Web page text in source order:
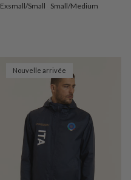
Exsmall/Small Small/Medium
Nouvelle arrivée